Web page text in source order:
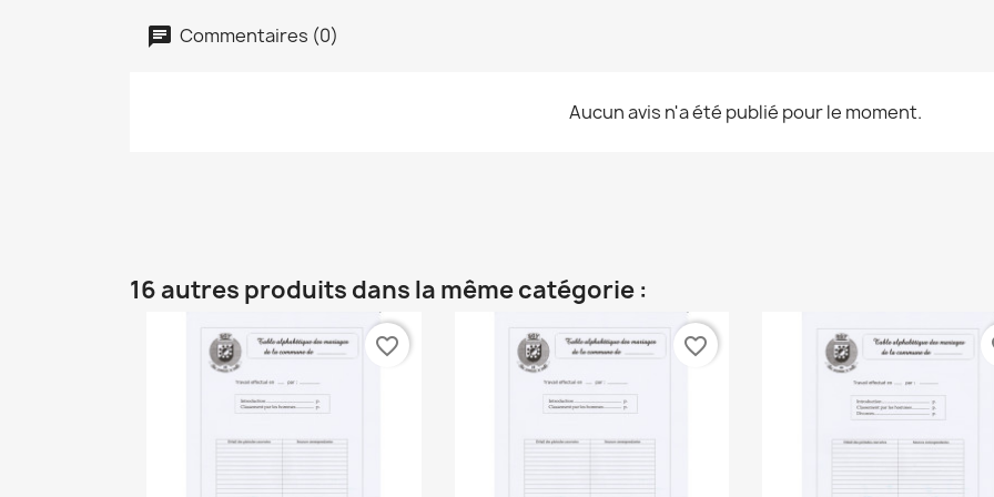
Commentaires (0)
Aucun avis n'a été publié pour le moment.
16 autres produits dans la même catégorie :
favorite_border favorite_border